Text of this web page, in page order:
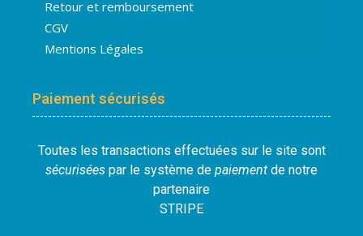
Retour et remboursement
CGV
Mentions Légales
Paiement sécurisés
Toutes les transactions effectuées sur le site sont
sécurisées par le système de paiement de notre
partenaire
STRIPE